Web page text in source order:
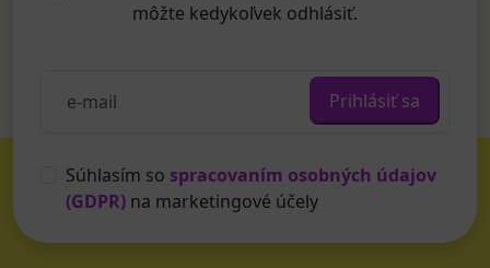
môžte kedykoľvek odhlásiť.
Prihlásiť sa
Súhlasím so spracovaním osobných údajov
(GDPR) na marketingové účely